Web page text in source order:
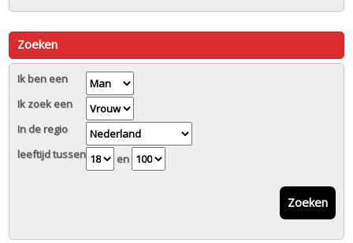
Zoeken
Ik ben een
Ik zoek een
In de regio
leeftijd tussen
en
Zoeken